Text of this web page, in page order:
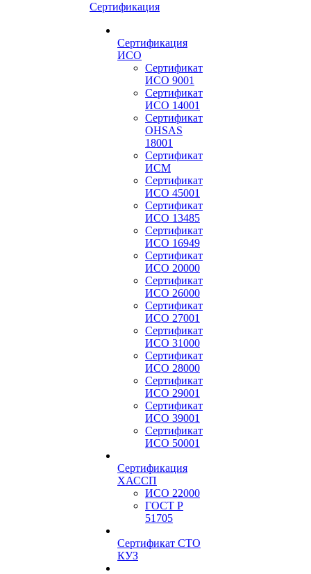
Сертификация
Сертификация
ИСО
Сертификат
ИСО 9001
Сертификат
ИСО 14001
Сертификат
OHSAS
18001
Сертификат
ИСМ
Сертификат
ИСО 45001
Сертификат
ИСО 13485
Сертификат
ИСО 16949
Сертификат
ИСО 20000
Сертификат
ИСО 26000
Сертификат
ИСО 27001
Сертификат
ИСО 31000
Сертификат
ИСО 28000
Сертификат
ИСО 29001
Сертификат
ИСО 39001
Сертификат
ИСО 50001
Сертификация
ХАССП
ИСО 22000
ГОСТ Р
51705
Сертификат СТО
КУЗ